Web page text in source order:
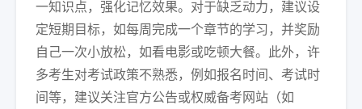
一知识点，强化记忆效果。对于缺乏动力，建议设
定短期目标，如每周完成一个章节的学习，并奖励
自己一次小放松，如看电影或吃顿大餐。此外，许
多考生对考试政策不熟悉，例如报名时间、考试时
间等，建议关注官方公告或权威备考网站（如